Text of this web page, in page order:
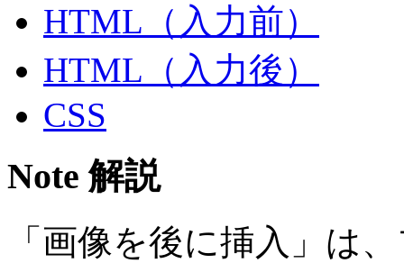
HTML（入力前）
HTML（入力後）
CSS
Note 解説
「画像を後に挿入」は